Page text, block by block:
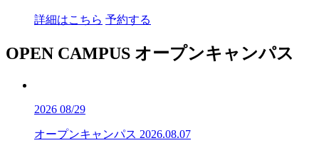
詳細はこちら 予約する
OPEN CAMPUS オープンキャンパス
2026 08/29
オープンキャンパス 2026.08.07